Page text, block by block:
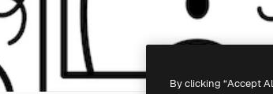
By clicking “Accept